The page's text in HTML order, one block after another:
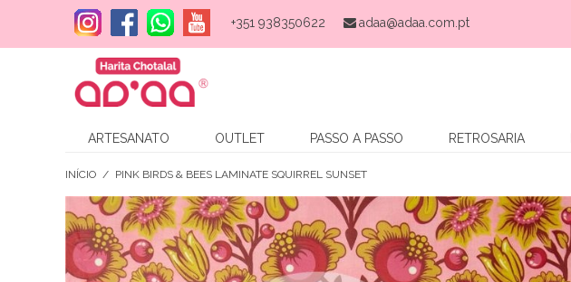
+351 938350622 adaa@adaa.com.pt
ARTESANATO OUTLET PASSO A PASSO RETROSARIA
INÍCIO / PINK BIRDS & BEES LAMINATE SQUIRREL SUNSET